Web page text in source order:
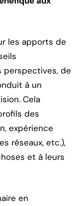
les apports de
perspectives, de
à un
Cela
des
expérience
réseaux, etc.),
et à leurs
en